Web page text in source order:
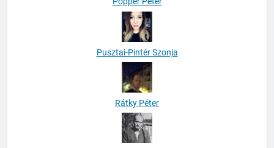
Pusztai-Pintér Szonja
Rátky Péter